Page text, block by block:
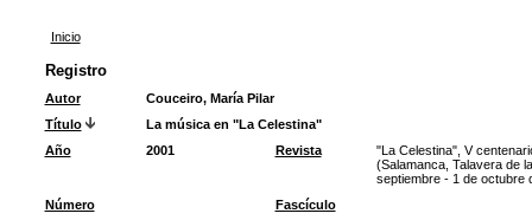
Inicio
Registro
Autor
Couceiro, María Pilar
Título
La música en "La Celestina"
Año
2001 Revista
"La Celestina", V
(Salamanca, Talavera de
septiembre - 1 de octubre
Número
Fascículo